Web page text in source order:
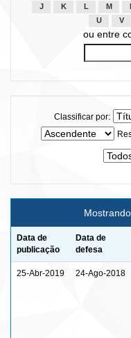
J
K L M
U
V
ou entre
Classificar por:
Data de
publicação
Data de
defesa
25-Abr-2019 24-Ago-2018